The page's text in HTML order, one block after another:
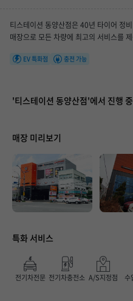
토요일
09:00 ~ 16:00
티스테이션 동양산점은 40년 타이어 정
매장으로 모든 차량에 최고의 서비스를
EV 특화점 충전 가능
'티스테이션 동양산점'에서 진행
매장 미리보기
특화 서비스
전기차전문 전기차충전소 A/S지정점 수